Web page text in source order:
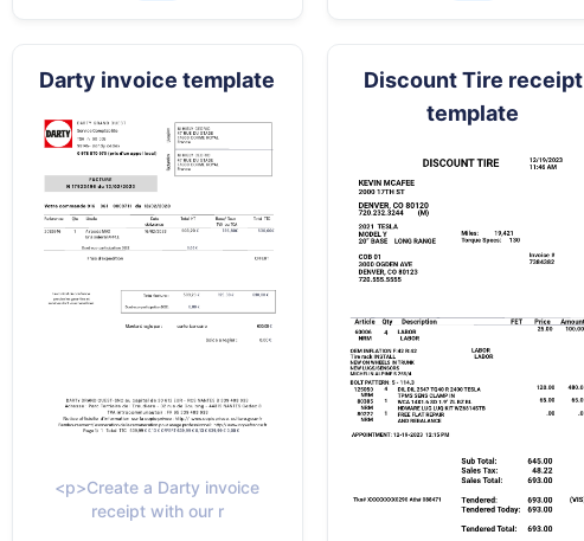
Darty invoice template
<p>Create a Darty invoice
receipt with our r
Discount Tire receipt
template